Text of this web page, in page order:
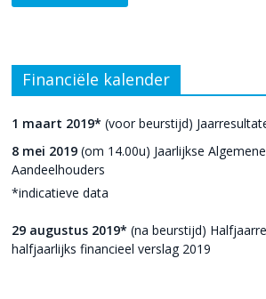
Financiële kalender
1 maart 2019* (voor beurstijd)
8 mei 2019 (om 14.00u) Jaarlijkse
Aandeelhouders
*indicatieve data
29 augustus 2019* (na beurstijd)
halfjaarlijks financieel verslag 2019